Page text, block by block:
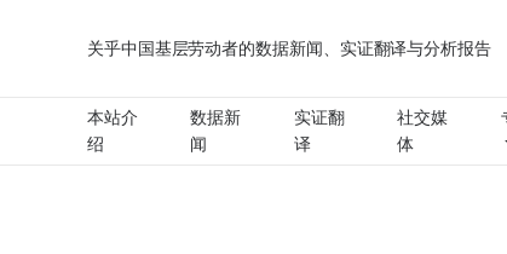
关乎中国基层劳动者的数据新闻、实证翻译与分析报告
本站介
绍
数据新
闻
实证翻
译
社交媒
体